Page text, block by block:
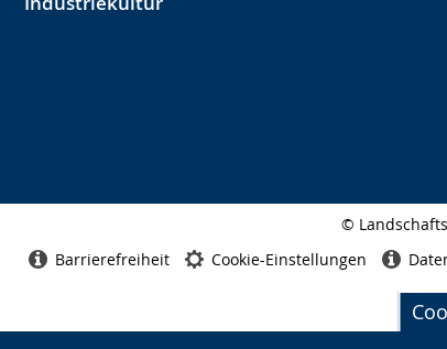
©
Barrierefreiheit Cookie-Einstellungen